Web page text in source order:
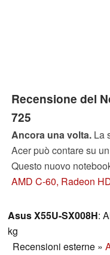
Recensione del
725
Ancora una volta.La
Acer può contare su
Questo nuovo
AMD C-60, una
saranno un incentivo
all'acquisto di questo
imparato dai suoi
AMD C-60, Radeon
Asus X55U-SX008H:
kg
Recensioni esterne »